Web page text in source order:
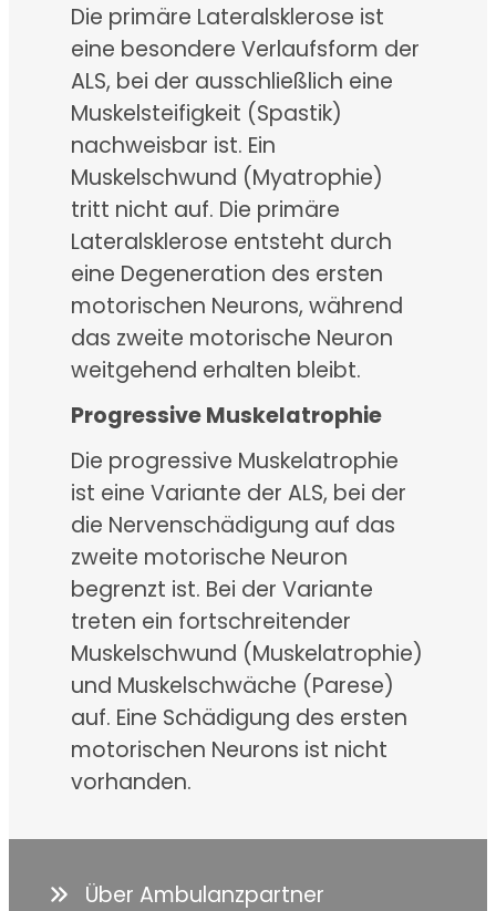
Die primäre Lateralsklerose ist
eine besondere Verlaufsform der
ALS, bei der ausschließlich eine
Muskelsteifigkeit (Spastik)
nachweisbar ist. Ein
Muskelschwund (Myatrophie)
tritt nicht auf. Die primäre
Lateralsklerose entsteht durch
eine Degeneration des ersten
motorischen Neurons, während
das zweite motorische Neuron
weitgehend erhalten bleibt.
Progressive Muskelatrophie
Die progressive Muskelatrophie
ist eine Variante der ALS, bei der
die Nervenschädigung auf das
zweite motorische Neuron
begrenzt ist. Bei der Variante
treten ein fortschreitender
Muskelschwund (Muskelatrophie)
und Muskelschwäche (Parese)
auf. Eine Schädigung des ersten
motorischen Neurons ist nicht
vorhanden.
Über Ambulanzpartner